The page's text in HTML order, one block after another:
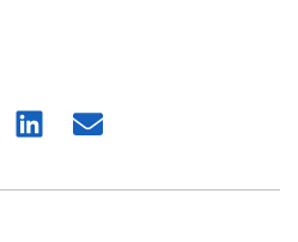
Share Share